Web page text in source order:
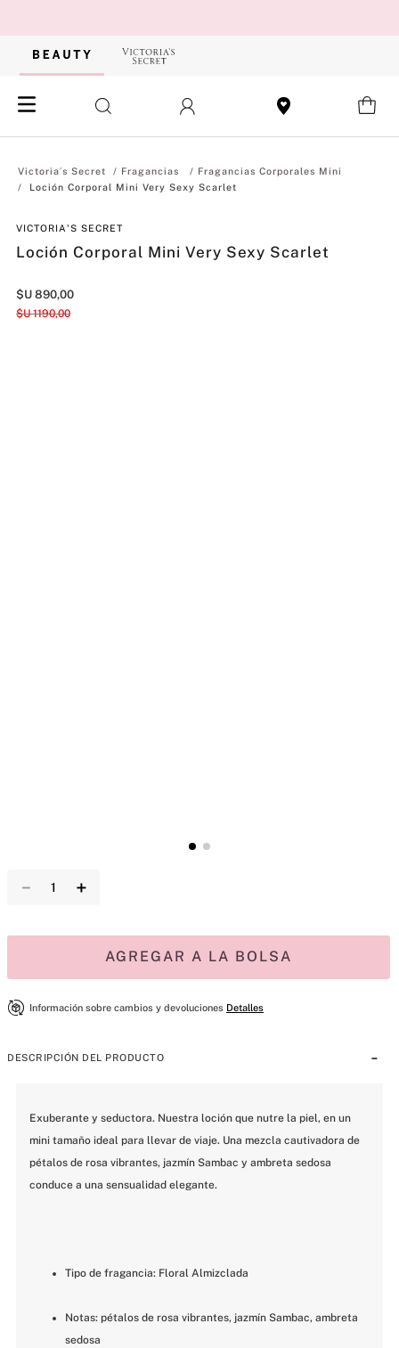
Fragancias
Fragancias Corporales Mini
Loción Corporal Mini Very Sexy Scarlet
VICTORIA'S SECRET
Loción Corporal Mini Very Sexy Scarlet
$U 890,00
$U 1190,00
＋
－
AGREGAR A LA BOLSA
Información sobre cambios y devoluciones Detalles
DESCRIPCIÓN DEL PRODUCTO
Exuberante y seductora. Nuestra loción que nutre la piel, en un
mini tamaño ideal para llevar de viaje. Una mezcla cautivadora de
pétalos de rosa vibrantes, jazmín Sambac y ambreta sedosa
conduce a una sensualidad elegante.
Tipo de fragancia: Floral Almizclada
Notas: pétalos de rosa vibrantes, jazmín Sambac, ambreta
sedosa